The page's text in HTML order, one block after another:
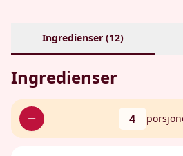
Ingredienser (12)
Ingredienser
4